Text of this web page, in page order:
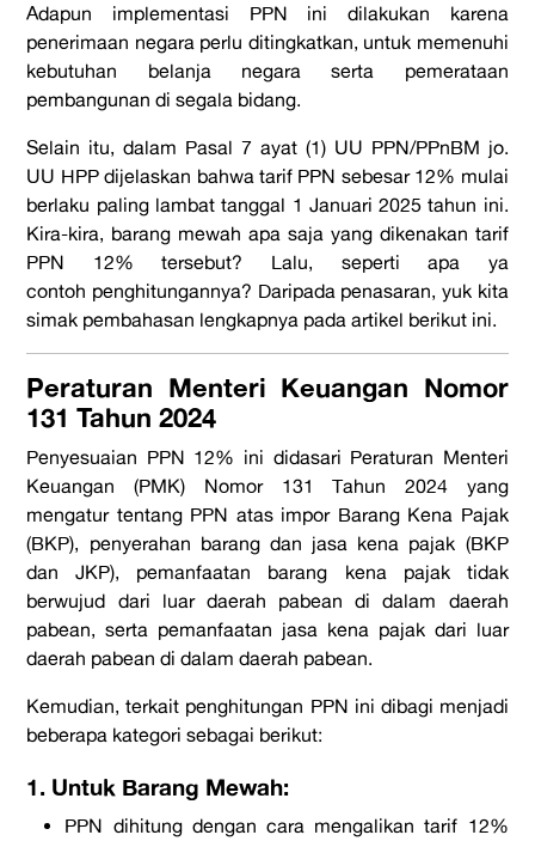
Adapun implementasi PPN ini dilakukan karena
penerimaan negara perlu ditingkatkan, untuk memenuhi
kebutuhan belanja negara serta pemerataan
pembangunan di segala bidang.
Selain itu, dalam Pasal 7 ayat (1) UU PPN/PPnBM jo.
UU HPP dijelaskan bahwa tarif PPN sebesar 12% mulai
berlaku paling lambat tanggal 1 Januari 2025 tahun ini.
Kira-kira, barang mewah apa saja yang dikenakan tarif
PPN 12% tersebut? Lalu, seperti apa ya
contoh penghitungannya? Daripada penasaran, yuk kita
simak pembahasan lengkapnya pada artikel berikut ini.
Peraturan Menteri Keuangan Nomor
131 Tahun 2024
Penyesuaian PPN 12% ini didasari Peraturan Menteri
Keuangan (PMK) Nomor 131 Tahun 2024 yang
mengatur tentang PPN atas impor Barang Kena Pajak
(BKP), penyerahan barang dan jasa kena pajak (BKP
dan JKP), pemanfaatan barang kena pajak tidak
berwujud dari luar daerah pabean di dalam daerah
pabean, serta pemanfaatan jasa kena pajak dari luar
daerah pabean di dalam daerah pabean.
Kemudian, terkait penghitungan PPN ini dibagi menjadi
beberapa kategori sebagai berikut:
1. Untuk Barang Mewah:
PPN dihitung dengan cara mengalikan tarif 12%